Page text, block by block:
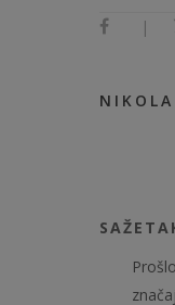
|